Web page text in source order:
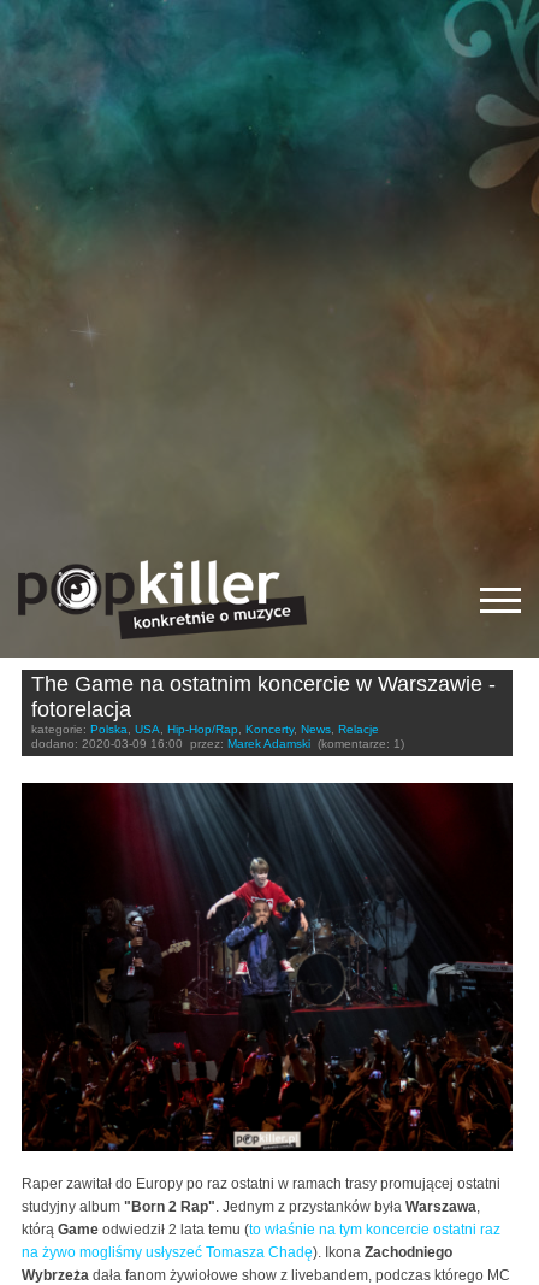
The Game na ostatnim koncercie w Warszawie -
fotorelacja
kategorie: Polska, USA, Hip-Hop/Rap, Koncerty, News, Relacje
dodano: 2020-03-09 16:00 przez: Marek Adamski (komentarze: 1)
Raper zawitał do Europy po raz ostatni w ramach trasy promującej ostatni
studyjny album "Born 2 Rap". Jednym z przystanków była Warszawa,
którą Game odwiedził 2 lata temu (to właśnie na tym koncercie ostatni raz
na żywo mogliśmy usłyszeć Tomasza Chadę). Ikona Zachodniego
Wybrzeża dała fanom żywiołowe show z livebandem, podczas którego MC